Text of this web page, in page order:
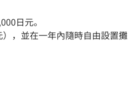
日元。
，並在一年內隨時自由設置攤